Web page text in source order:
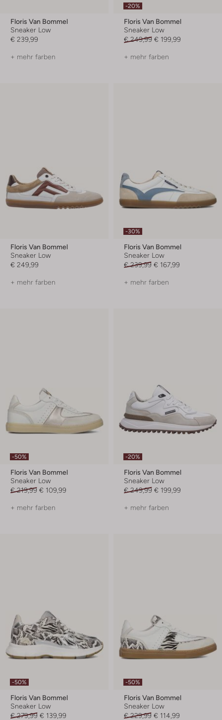
Floris Van Bommel
Sneaker Low
€ 239,99
+ mehr farben
-20%
Floris Van Bommel
Sneaker Low
€ 249,99 € 199,99
+ mehr farben
Floris Van Bommel
Sneaker Low
€ 249,99
+ mehr farben
-30%
Floris Van Bommel
Sneaker Low
€ 239,99 € 167,99
+ mehr farben
-50%
Floris Van Bommel
Sneaker Low
€ 219,99 € 109,99
+ mehr farben
-20%
Floris Van Bommel
Sneaker Low
€ 249,99 € 199,99
+ mehr farben
-50%
Floris Van Bommel
Sneaker Low
€ 279,99 € 139,99
-50%
Floris Van Bommel
Sneaker Low
€ 229,99 € 114,99